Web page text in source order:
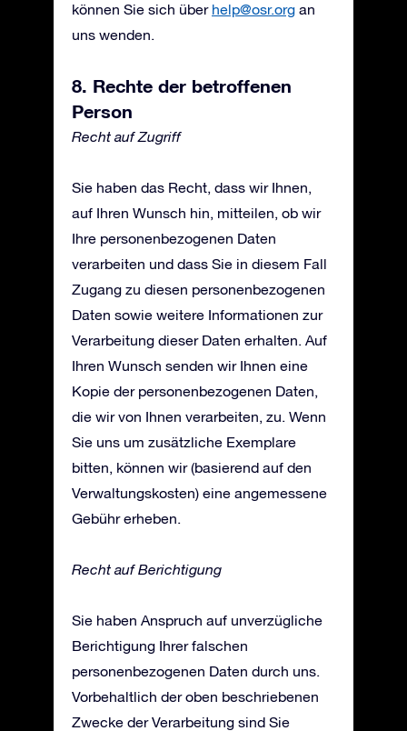
können Sie sich über help@osr.org an
uns wenden.
8. Rechte der betroffenen
Person
Recht auf Zugriff
Sie haben das Recht, dass wir Ihnen,
auf Ihren Wunsch hin, mitteilen, ob wir
Ihre personenbezogenen Daten
verarbeiten und dass Sie in diesem Fall
Zugang zu diesen personenbezogenen
Daten sowie weitere Informationen zur
Verarbeitung dieser Daten erhalten. Auf
Ihren Wunsch senden wir Ihnen eine
Kopie der personenbezogenen Daten,
die wir von Ihnen verarbeiten, zu. Wenn
Sie uns um zusätzliche Exemplare
bitten, können wir (basierend auf den
Verwaltungskosten) eine angemessene
Gebühr erheben.
Recht auf Berichtigung
Sie haben Anspruch auf unverzügliche
Berichtigung Ihrer falschen
personenbezogenen Daten durch uns.
Vorbehaltlich der oben beschriebenen
Zwecke der Verarbeitung sind Sie